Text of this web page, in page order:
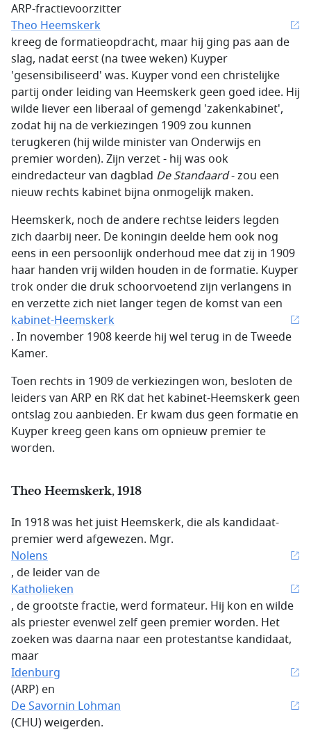
ARP-fractievoorzitter
Theo Heemskerk
kreeg de formatieopdracht, maar hij ging pas aan de
slag, nadat eerst (na twee weken) Kuyper
'gesensibiliseerd' was. Kuyper vond een christelijke
partij onder leiding van Heemskerk geen goed idee. Hij
wilde liever een liberaal of gemengd 'zakenkabinet',
zodat hij na de verkiezingen 1909 zou kunnen
terugkeren (hij wilde minister van Onderwijs en
premier worden). Zijn verzet - hij was ook
eindredacteur van dagblad De Standaard- zou een
nieuw rechts kabinet bijna onmogelijk maken.
Heemskerk, noch de andere rechtse leiders legden
zich daarbij neer. De koningin deelde hem ook nog
eens in een persoonlijk onderhoud mee dat zij in 1909
haar handen vrij wilden houden in de formatie. Kuyper
trok onder die druk schoorvoetend zijn verlangens in
en verzette zich niet langer tegen de komst van een
kabinet-Heemskerk
. In november 1908 keerde hij wel terug in de Tweede
Kamer.
Toen rechts in 1909 de verkiezingen won, besloten de
leiders van ARP en RK dat het kabinet-Heemskerk geen
ontslag zou aanbieden. Er kwam dus geen formatie en
Kuyper kreeg geen kans om opnieuw premier te
worden.
Theo Heemskerk, 1918
In 1918 was het juist Heemskerk, die als kandidaat-
premier werd afgewezen. Mgr.
Nolens
, de leider van de
Katholieken
, de grootste fractie, werd formateur. Hij kon en wilde
als priester evenwel zelf geen premier worden. Het
zoeken was daarna naar een protestantse kandidaat,
maar
Idenburg
(ARP) en
De Savornin Lohman
(CHU) weigerden.